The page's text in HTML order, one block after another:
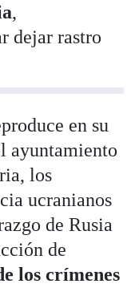
,
dejar rastro
en su
ayuntamiento
los
ucranianos
de Rusia
de
los crímenes